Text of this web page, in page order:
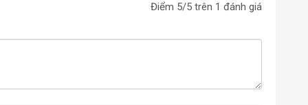
Điểm 5/5 trên 1 đánh giá